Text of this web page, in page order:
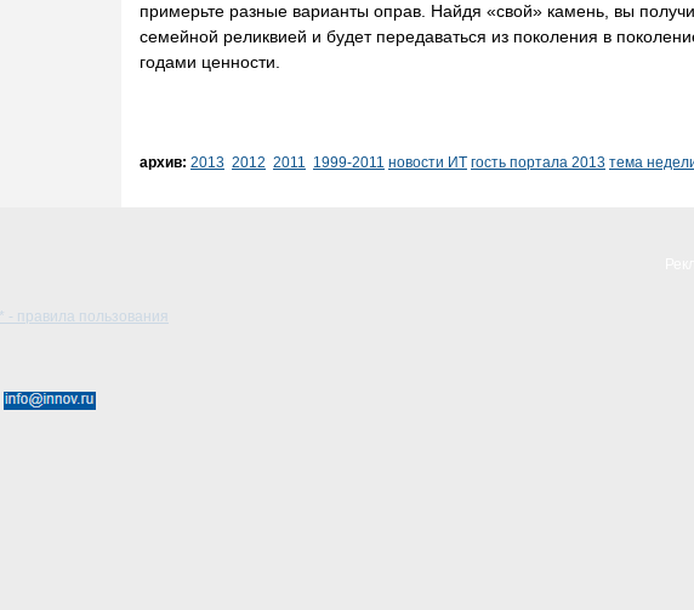
примерьте разные варианты оправ. Найдя «свой» камень, вы
семейной реликвией и будет передаваться из поколения в
годами ценности.
архив: 2013 2012 2011 1999-2011 новости ИТ гость портала 2013 тема
* - правила пользования